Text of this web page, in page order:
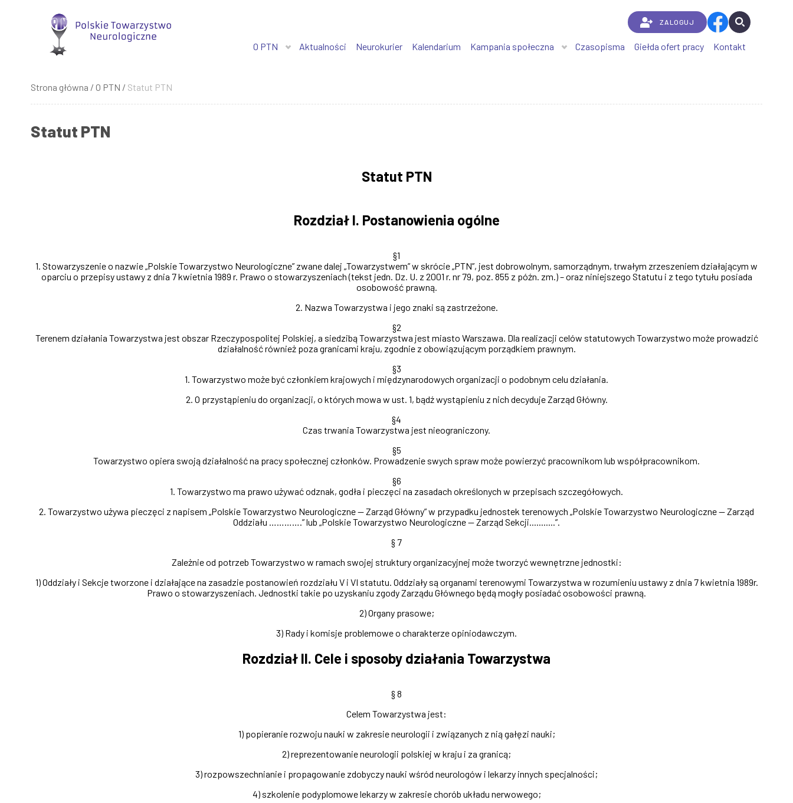
ZALOGUJ
O PTN Aktualności Neurokurier Kalendarium Kampania społeczna Czasopisma Giełda ofert pracy Kontakt
Ścieżka
nawigacyjna
Strona główna O PTN Statut PTN
Statut PTN
Statut PTN
Rozdział I. Postanowienia ogólne
§1
1. Stowarzyszenie o nazwie „Polskie Towarzystwo Neurologiczne” zwane dalej „Towarzystwem” w skrócie „PTN”, jest dobrowolnym, samorządnym, trwałym zrzeszeniem działającym w
oparciu o przepisy ustawy z dnia 7 kwietnia 1989 r. Prawo o stowarzyszeniach (tekst jedn. Dz. U. z 2001 r. nr 79, poz. 855 z późn. zm.) – oraz niniejszego Statutu i z tego tytułu posiada
osobowość prawną.
2. Nazwa Towarzystwa i jego znaki są zastrzeżone.
§2
Terenem działania Towarzystwa jest obszar Rzeczypospolitej Polskiej, a siedzibą Towarzystwa jest miasto Warszawa. Dla realizacji celów statutowych Towarzystwo może prowadzić
działalność również poza granicami kraju, zgodnie z obowiązującym porządkiem prawnym.
§3
1. Towarzystwo może być członkiem krajowych i międzynarodowych organizacji o podobnym celu działania.
2. O przystąpieniu do organizacji, o których mowa w ust. 1, bądź wystąpieniu z nich decyduje Zarząd Główny.
§4
Czas trwania Towarzystwa jest nieograniczony.
§5
Towarzystwo opiera swoją działalność na pracy społecznej członków. Prowadzenie swych spraw może powierzyć pracownikom lub współpracownikom.
§6
1. Towarzystwo ma prawo używać odznak, godła i pieczęci na zasadach określonych w przepisach szczegółowych.
2. Towarzystwo używa pieczęci z napisem „Polskie Towarzystwo Neurologiczne — Zarząd Główny” w przypadku jednostek terenowych „Polskie Towarzystwo Neurologiczne — Zarząd
Oddziału ………….” lub „Polskie Towarzystwo Neurologiczne — Zarząd Sekcji...........”.
§ 7
Zależnie od potrzeb Towarzystwo w ramach swojej struktury organizacyjnej może tworzyć wewnętrzne jednostki:
1) Oddziały i Sekcje tworzone i działające na zasadzie postanowień rozdziału V i VI statutu. Oddziały są organami terenowymi Towarzystwa w rozumieniu ustawy z dnia 7 kwietnia 1989r.
Prawo o stowarzyszeniach. Jednostki takie po uzyskaniu zgody Zarządu Głównego będą mogły posiadać osobowości prawną.
2) Organy prasowe;
3) Rady i komisje problemowe o charakterze opiniodawczym.
Rozdział II. Cele i sposoby działania Towarzystwa
§ 8
Celem Towarzystwa jest:
1) popieranie rozwoju nauki w zakresie neurologii i związanych z nią gałęzi nauki;
2) reprezentowanie neurologii polskiej w kraju i za granicą;
3) rozpowszechnianie i propagowanie zdobyczy nauki wśród neurologów i lekarzy innych specjalności;
4) szkolenie podyplomowe lekarzy w zakresie chorób układu nerwowego;